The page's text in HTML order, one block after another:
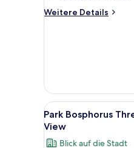
anzeigen
Weitere Details
Weitere
Lounge
Access
Alle
Fotos
für
6
Park Bosphorus
View
Blick auf die Stadt